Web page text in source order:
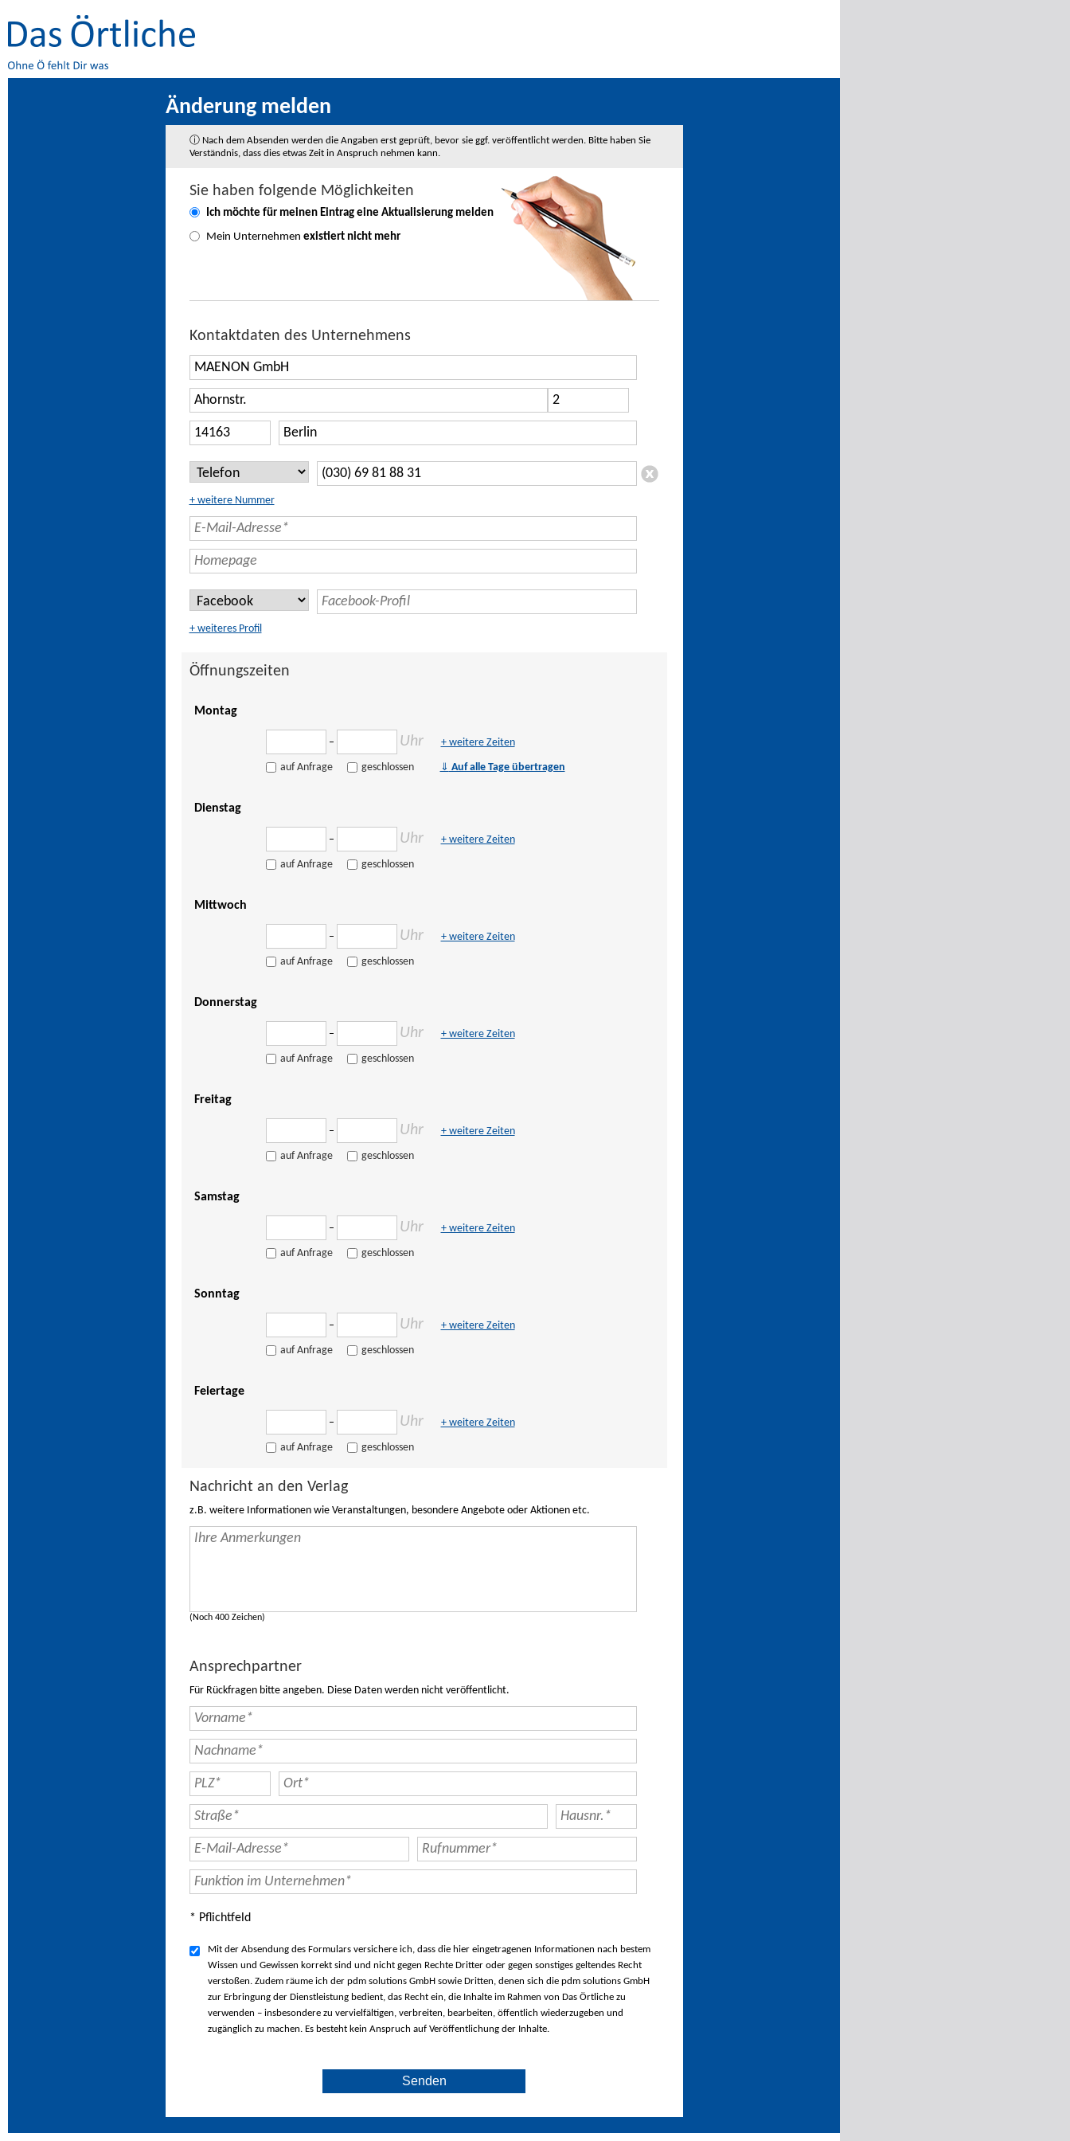
Änderung melden
ⓘ Nach dem Absenden werden die Angaben erst geprüft, bevor sie ggf. veröffentlicht werden. Bitte haben Sie
Verständnis, dass dies etwas Zeit in Anspruch nehmen kann.
Sie haben folgende Möglichkeiten
Ich möchte für meinen Eintrag eine Aktualisierungmelden
Mein Unternehmen existiert nicht mehr
Kontaktdaten des Unternehmens
+ weitere Nummer
+ weiteres Profil
Öffnungszeiten
Montag
– Uhr + weitere Zeiten
auf Anfrage geschlossen ⇓ Auf alle Tage übertragen
Dienstag
– Uhr + weitere Zeiten
auf Anfrage geschlossen
Mittwoch
– Uhr + weitere Zeiten
auf Anfrage geschlossen
Donnerstag
– Uhr + weitere Zeiten
auf Anfrage geschlossen
Freitag
– Uhr + weitere Zeiten
auf Anfrage geschlossen
Samstag
– Uhr + weitere Zeiten
auf Anfrage geschlossen
Sonntag
– Uhr + weitere Zeiten
auf Anfrage geschlossen
Feiertage
– Uhr + weitere Zeiten
auf Anfrage geschlossen
Nachricht an den Verlag
z.B. weitere Informationen wie Veranstaltungen, besondere Angebote oder Aktionen etc.
(Noch 400 Zeichen)
Ansprechpartner
Für Rückfragen bitte angeben. Diese Daten werden nicht veröffentlicht.
* Pflichtfeld
Mit der Absendung des Formulars versichere ich, dass die hier eingetragenen Informationen nach bestem
Wissen und Gewissen korrekt sind und nicht gegen Rechte Dritter oder gegen sonstiges geltendes Recht
verstoßen. Zudem räume ich der pdm solutions GmbH sowie Dritten, denen sich die pdm solutions GmbH
zur Erbringung der Dienstleistung bedient, das Recht ein, die Inhalte im Rahmen von Das Örtliche zu
verwenden – insbesondere zu vervielfältigen, verbreiten, bearbeiten, öffentlich wiederzugeben und
zugänglich zu machen. Es besteht kein Anspruch auf Veröffentlichung der Inhalte.
Senden